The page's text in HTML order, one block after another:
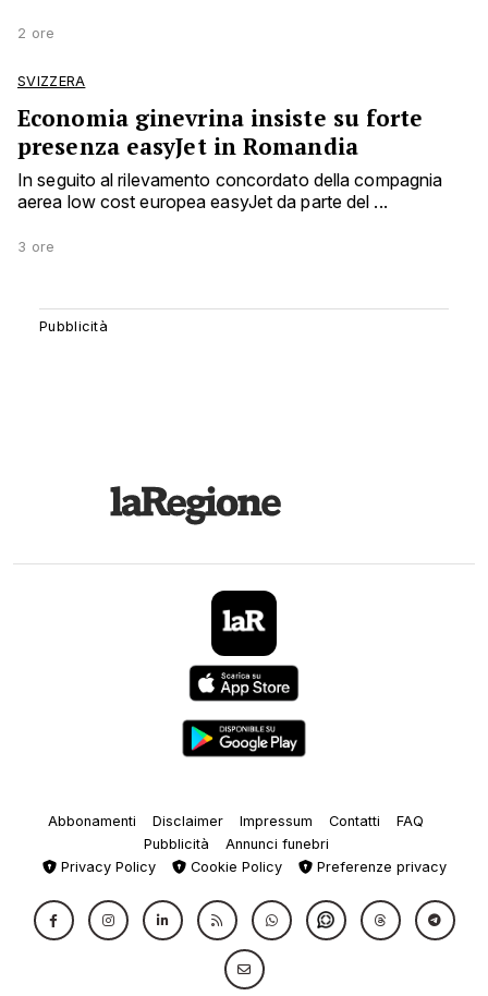
2 ore
SVIZZERA
Economia ginevrina insiste su forte
presenza easyJet in Romandia
In seguito al rilevamento concordato della compagnia
aerea low cost europea easyJet da parte del ...
3 ore
Abbonamenti Disclaimer Impressum Contatti
FAQ
Pubblicità
Annunci funebri
Privacy Policy
Cookie Policy Preferenze privacy